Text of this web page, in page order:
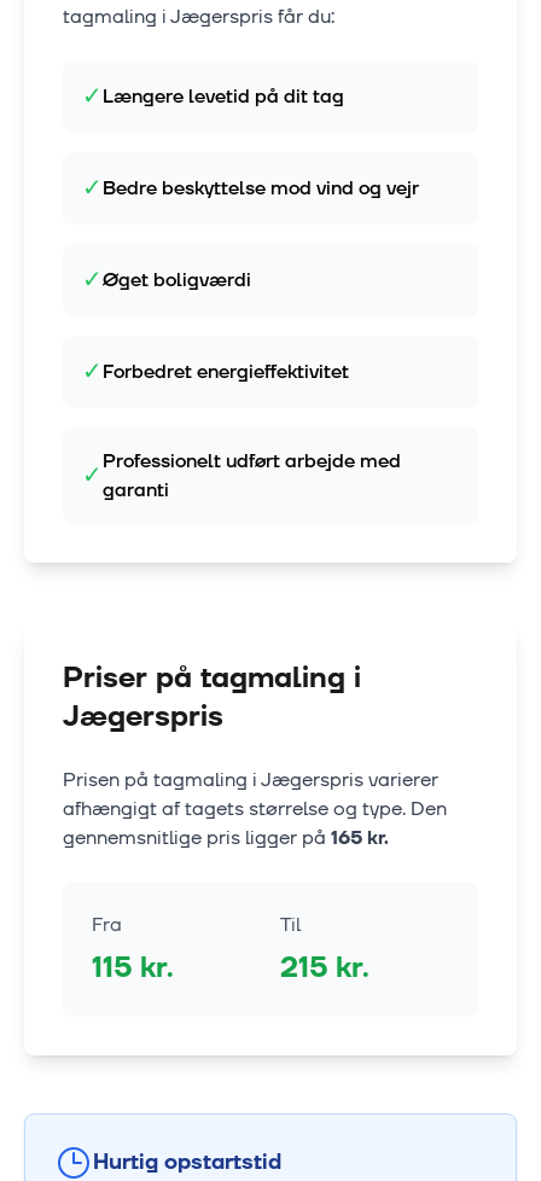
tagmaling iJægersprisfår du:
✓Længere levetid på dit tag
✓Bedre beskyttelse mod vind og vejr
✓Øget boligværdi
✓Forbedret energieffektivitet
✓Professionelt udført arbejde med
garanti
Priser på tagmaling i
Jægerspris
Prisen på tagmaling iJægersprisvarierer
afhængigt af tagets størrelse og type. Den
gennemsnitlige pris ligger på 165kr.
Fra
115 kr.
Til
215 kr.
Hurtig opstartstid